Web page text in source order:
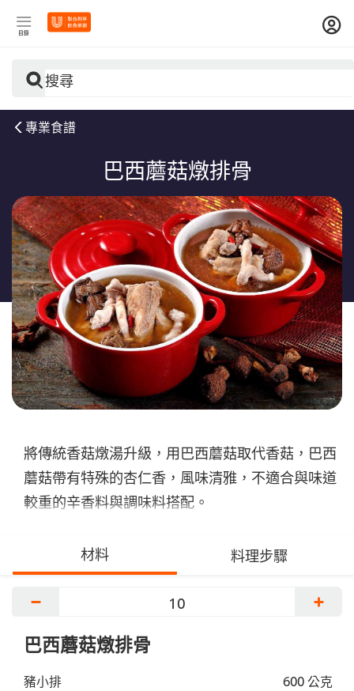
目錄
搜尋
專業食譜
巴西蘑菇燉排骨
將傳統香菇燉湯升級，用巴西蘑菇取代香菇，巴西
蘑菇帶有特殊的杏仁香，風味清雅，不適合與味道
較重的辛香料與調味料搭配。
材料 料理步驟
− +
巴西蘑菇燉排骨
豬小排
600 公克